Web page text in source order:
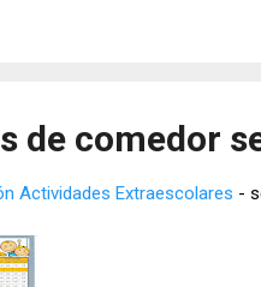
de comedor
Actividades Extraescolares -